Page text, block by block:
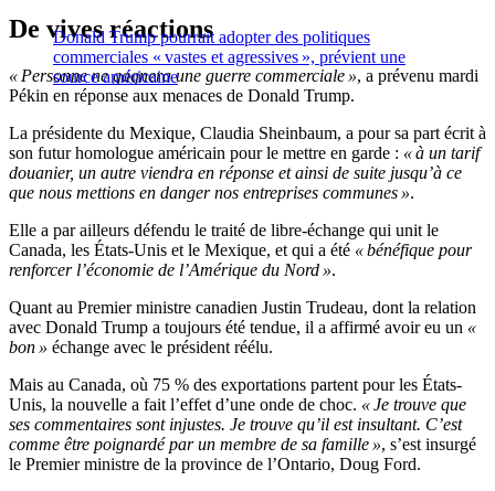
Donald Trump pourrait adopter des politiques
commerciales « vastes et agressives », prévient une
source américaine
De vives réactions
« Personne ne gagnera une guerre commerciale », a prévenu mardi
Pékin en réponse aux menaces de Donald Trump.
La présidente du Mexique, Claudia Sheinbaum, a pour sa part écrit à
son futur homologue américain pour le mettre en garde : « à un tarif
douanier, un autre viendra en réponse et ainsi de suite jusqu’à ce
que nous mettions en danger nos entreprises communes ».
Elle a par ailleurs défendu le traité de libre-échange qui unit le
Canada, les États-Unis et le Mexique, et qui a été « bénéfique pour
renforcer l’économie de l’Amérique du Nord ».
Quant au Premier ministre canadien Justin Trudeau, dont la relation
avec Donald Trump a toujours été tendue, il a affirmé avoir eu un «
bon » échange avec le président réélu.
Mais au Canada, où 75 % des exportations partent pour les États-
Unis, la nouvelle a fait l’effet d’une onde de choc. « Je trouve que
ses commentaires sont injustes. Je trouve qu’il est insultant. C’est
comme être poignardé par un membre de sa famille », s’est insurgé
le Premier ministre de la province de l’Ontario, Doug Ford.